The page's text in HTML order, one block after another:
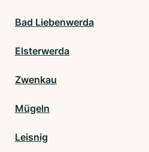
Bad Liebenwerda
Elsterwerda
Zwenkau
Mügeln
Leisnig